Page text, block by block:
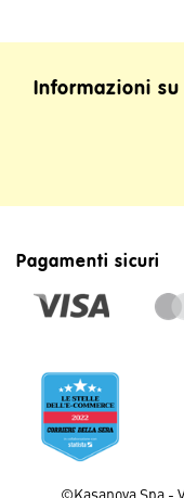
Informazioni su
Pagamenti sicuri